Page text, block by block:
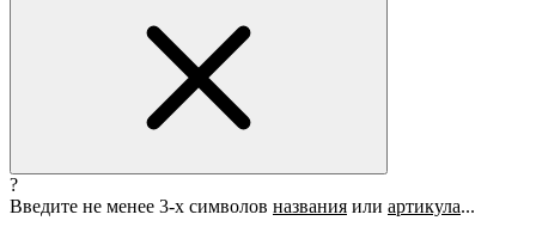
?
Введите не менее 3-х символов названия или артикула...